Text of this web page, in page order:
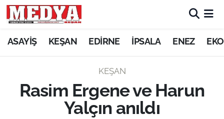
ASAYİŞ KEŞAN EDİRNE İPSALA ENEZ
KEŞAN
Rasim Ergene ve Harun
Yalçın anıldı
KEŞAN
ASAYİŞ